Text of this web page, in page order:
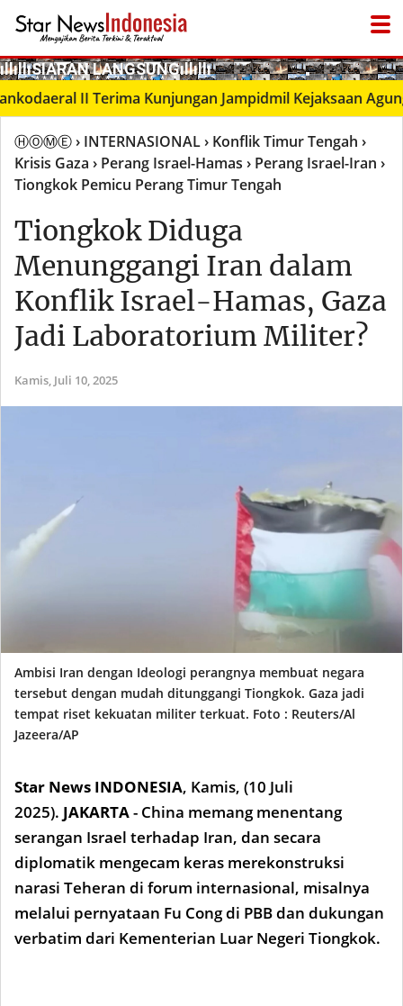
­ıllıllıS͙I͙A͙R͙A͙N͙ L͙A͙N͙G͙S͙U͙N͙G͙ıllıllı
II Terima Kunjungan Jampidmil Kejaksaan Agung
ⒽⓄⓂⒺ› INTERNASIONAL› Konflik Timur Tengah ›
Krisis Gaza › Perang Israel-Hamas › Perang Israel-Iran ›
Tiongkok Pemicu Perang Timur Tengah
Tiongkok Diduga
Menunggangi Iran dalam
Konflik Israel-Hamas, Gaza
Jadi Laboratorium Militer?
Kamis, Juli 10, 2025
Ambisi Iran dengan Ideologi perangnya membuat negara
tersebut dengan mudah ditunggangi Tiongkok. Gaza jadi
tempat riset kekuatan militer terkuat. Foto : Reuters/Al
Jazeera/AP
Star News INDONESIA, Kamis, (10 Juli
2025). JAKARTA- China memang menentang
serangan Israel terhadap Iran, dan secara
diplomatik mengecam keras merekonstruksi
narasi Teheran di forum internasional, misalnya
melalui pernyataan Fu Cong di PBB dan dukungan
verbatim dari Kementerian Luar Negeri Tiongkok.